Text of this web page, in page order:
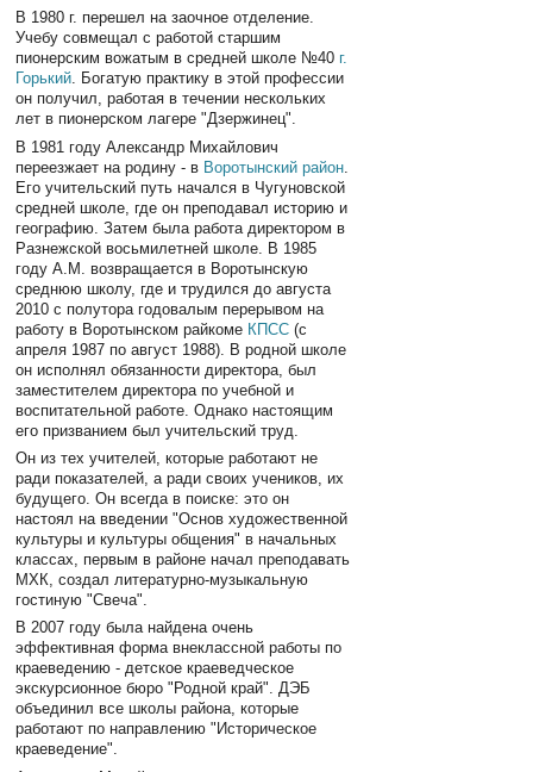
В 1980 г. перешел на заочное отделение.
Учебу совмещал с работой старшим
пионерским вожатым в средней школе №40 г.
Горький. Богатую практику в этой профессии
он получил, работая в течении нескольких
лет в пионерском лагере "Дзержинец".
В 1981 году Александр Михайлович
переезжает на родину - в Воротынский район
Его учительский путь начался в Чугуновской
средней школе, где он преподавал историю и
географию. Затем была работа директором в
Разнежской восьмилетней школе. В 1985
году А.М. возвращается в Воротынскую
среднюю школу, где и трудился до августа
2010 с полутора годовалым перерывом на
работу в Воротынском райкоме КПСС (с
апреля 1987 по август 1988). В родной школе
он исполнял обязанности директора, был
заместителем директора по учебной и
воспитательной работе. Однако настоящим
его призванием был учительский труд.
Он из тех учителей, которые работают не
ради показателей, а ради своих учеников, их
будущего. Он всегда в поиске: это он
настоял на введении "Основ художественной
культуры и культуры общения" в начальных
классах, первым в районе начал преподавать
МХК, создал литературно-музыкальную
гостиную "Свеча".
В 2007 году была найдена очень
эффективная форма внеклассной работы по
краеведению - детское краеведческое
экскурсионное бюро "Родной край". ДЭБ
объединил все школы района, которые
работают по направлению "Историческое
краеведение".